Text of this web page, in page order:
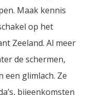
Maak kennis
op het
Zeeland. Al meer
de schermen,
een glimlach. Ze
bijeenkomsten